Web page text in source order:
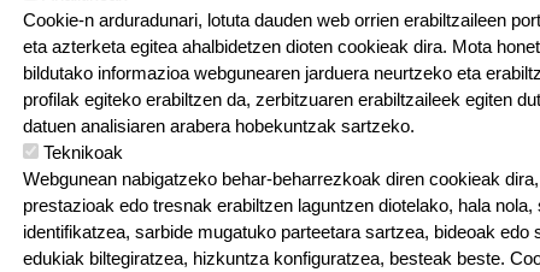
Cookie-n arduradunari, lotuta dauden web orrien erabiltzaileen
eta azterketa egitea ahalbidetzen dioten cookieak dira. Mota
bildutako informazioa webgunearen jarduera neurtzeko eta
profilak egiteko erabiltzen da, zerbitzuaren erabiltzaileek egiten
datuen analisiaren arabera hobekuntzak sartzeko.
Teknikoak
Webgunean nabigatzeko behar-beharrezkoak diren cookieak
prestazioak edo tresnak erabiltzen laguntzen diotelako, hala nola,
identifikatzea, sarbide mugatuko parteetara sartzea, bideoak edo
edukiak biltegiratzea, hizkuntza konfiguratzea, besteak beste.